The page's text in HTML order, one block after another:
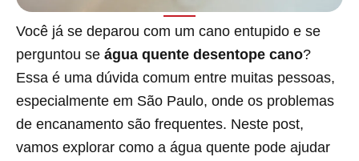
Você já se deparou com um cano entupido e se
perguntou se água quente desentope cano?
Essa é uma dúvida comum entre muitas pessoas,
especialmente em São Paulo, onde os problemas
de encanamento são frequentes. Neste post,
vamos explorar como a água quente pode ajudar